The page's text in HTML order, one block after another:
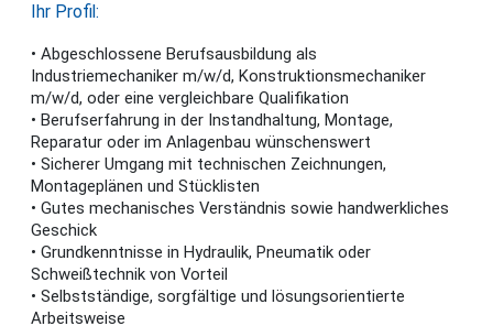
Ihr Profil:
• Abgeschlossene Berufsausbildung als
Industriemechaniker m/w/d, Konstruktionsmechaniker
m/w/d, oder eine vergleichbare Qualifikation
• Berufserfahrung in der Instandhaltung, Montage,
Reparatur oder im Anlagenbau wünschenswert
• Sicherer Umgang mit technischen Zeichnungen,
Montageplänen und Stücklisten
• Gutes mechanisches Verständnis sowie handwerkliches
Geschick
• Grundkenntnisse in Hydraulik, Pneumatik oder
Schweißtechnik von Vorteil
• Selbstständige, sorgfältige und lösungsorientierte
Arbeitsweise